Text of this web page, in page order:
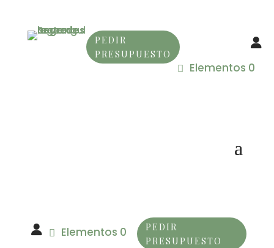
PEDIR
PRESUPUESTO
Elementos 0
Elementos 0
PEDIR
PRESUPUESTO